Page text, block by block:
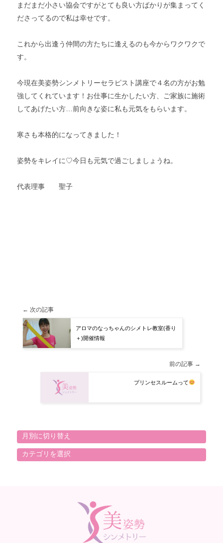
まだまだ小さい協会ですがとても良い方ばかりが集まってく
ださってるので私は幸せです。
これから出逢う仲間の方たちに逢えるのも今からワクワクで
す。
今現在美姿勢シンメトリーセラピスト講座で４名の方がお勉
強してくれています！お仕事に生かしたい方、ご家族に施術
してあげたい方…前向きな姿に私も元気をもらいます。
寒さも本格的になってきました！
姿勢をキレイに♡今日も元気で過ごしましょうね。
代表理事 聖子
← 次の記事
アロマのなっちゃんのシメトレ教室(香り
＋)開催情報
前の記事 →
プリンセスルームって